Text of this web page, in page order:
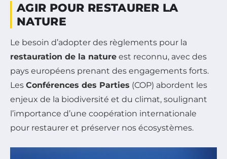
AGIR POUR RESTAURER LA
NATURE
Le besoin d’adopter des règlements pour la
restauration de la nature est reconnu, avec des
pays européens prenant des engagements forts.
Les Conférences des Parties (COP) abordent les
enjeux de la biodiversité et du climat, soulignant
l’importance d’une coopération internationale
pour restaurer et préserver nos écosystèmes.